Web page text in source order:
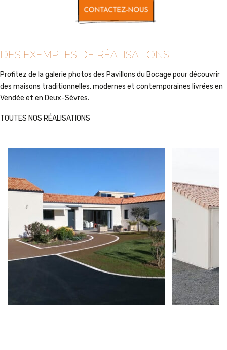
DES EXEMPLES DE RÉALISATIONS
Profitez de la galerie photos des Pavillons du Bocage pour découvrir
des maisons traditionnelles, modernes et contemporaines livrées en
Vendée et en Deux-Sèvres.
TOUTES NOS RÉALISATIONS